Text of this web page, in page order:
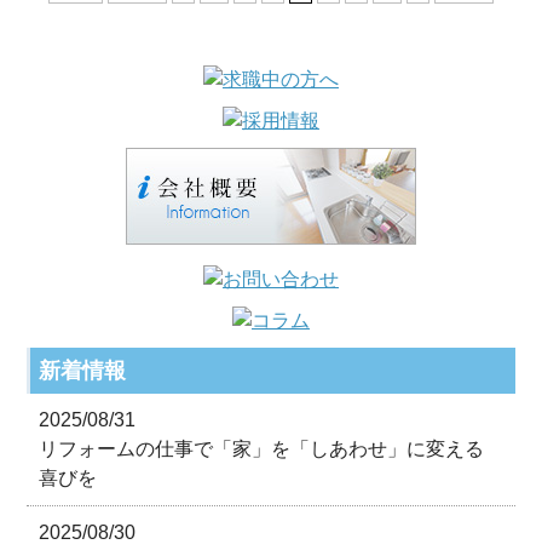
新着情報
2025/08/31
リフォームの仕事で「家」を「しあわせ」に変える
喜びを
2025/08/30